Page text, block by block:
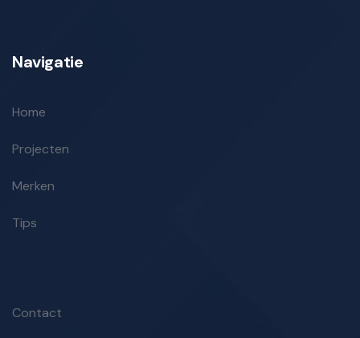
Navigatie
Home
Projecten
Merken
Tips
Contact